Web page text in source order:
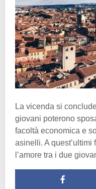
La vicenda si
giovani poterono
facoltà economica e
asinelli. A
l’amore tra i due